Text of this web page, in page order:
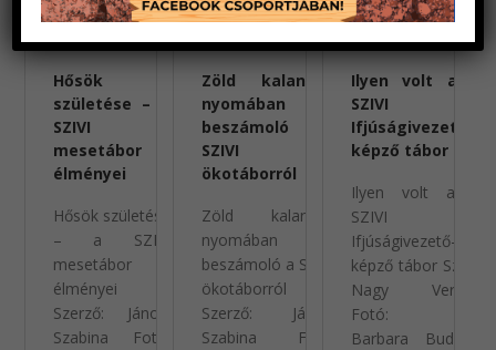
Hősök
születése – a
SZIVI
mesetábor
élményei
Hősök születése
– a SZIVI
mesetábor
élményei
Szerző: Jánosi
Szabina Fotó:
Zöld kalandok
nyomában –
beszámoló a
SZIVI
ökotáborról
Zöld kalandok
nyomában –
beszámoló a SZIVI
ökotáborról
Szerző: Jánosi
Szabina Fotó:
Ilyen volt a 14.
SZIVI
Ifjúságivezető-
képző tábor
Ilyen volt a 14.
SZIVI
Ifjúságivezető-
képző tábor Szerző:
Nagy Veronika
Fotó: Makó
Barbara Budapest